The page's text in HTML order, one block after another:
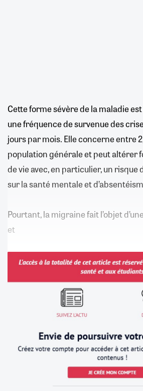
Cette forme sévère de la maladie
une fréquence de survenue des
jours par mois. Elle concerne entre
population générale et peut altérer
de vie avec, en particulier, un
sur la santé mentale et
Pourtant, la migraine fait l’objet
et